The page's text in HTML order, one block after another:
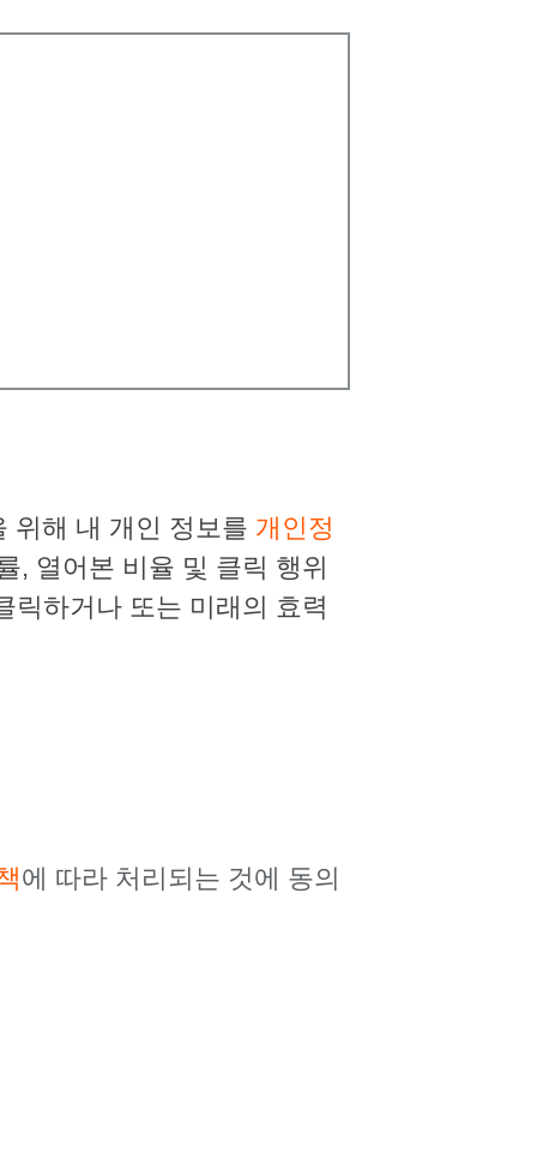
위해 내 개인 정보를 개인정
, 열어본 비율 및 클릭 행위
릭하거나 또는 미래의 효력
에 따라 처리되는 것에 동의